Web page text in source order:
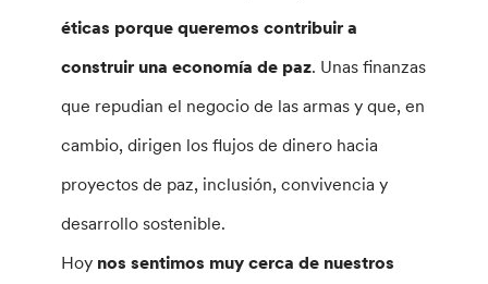
éticas porque queremos contribuir a
construir una economía de paz. Unas finanzas
que repudian el negocio de las armas y que, en
cambio, dirigen los flujos de dinero hacia
proyectos de paz, inclusión, convivencia y
desarrollo sostenible.
Hoy nos sentimos muy cerca de nuestros